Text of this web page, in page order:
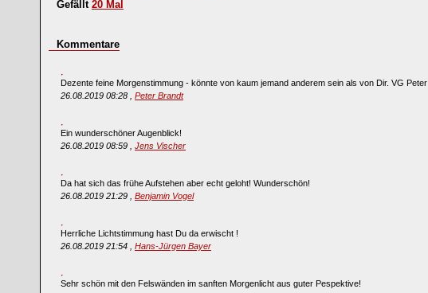
Gefällt 20 Mal
Kommentare
Dezente feine Morgenstimmung - könnte von kaum jemand anderem sein als von Dir. VG Peter
26.08.2019 08:28 , Peter Brandt
Ein wunderschöner Augenblick!
26.08.2019 08:59 , Jens Vischer
Da hat sich das frühe Aufstehen aber echt geloht! Wunderschön!
26.08.2019 21:29 , Benjamin Vogel
Herrliche Lichtstimmung hast Du da erwischt !
26.08.2019 21:54 , Hans-Jürgen Bayer
Sehr schön mit den Felswänden im sanften Morgenlicht aus guter Pespektive!